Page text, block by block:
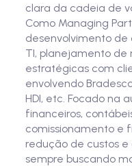
clara da cadeia de
Como Managing
desenvolvimento
TI, planejamento de
estratégicas com
envolvendo
HDI, etc. Focado na
financeiros,
comissionamento e
redução de custos
sempre buscando